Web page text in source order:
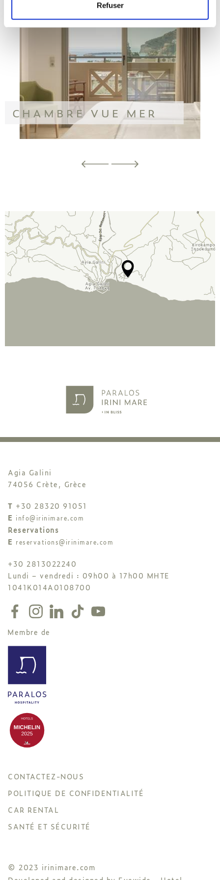
Refuser
CHAMBRE VUE MER
Agia Galini
74056 Crète, Grèce
T +30 28320 91051
E info@irinimare.com
Reservations
E reservations@irinimare.com
+30 2813022240
Lundi – vendredi : 09h00 à 17h00 MHTE
1041K014A0108700
Membre de
CONTACTEZ-NOUS
POLITIQUE DE CONFIDENTIALITÉ
CAR RENTAL
SANTÉ ET SÉCURITÉ
© 2023 irinimare.com